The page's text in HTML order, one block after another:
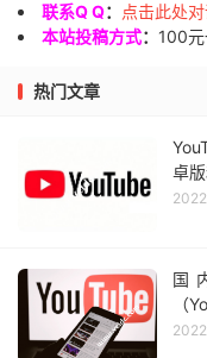
联系Q Q：
点击此处
本站投稿方式： 100元
热门文章
卓
国
（